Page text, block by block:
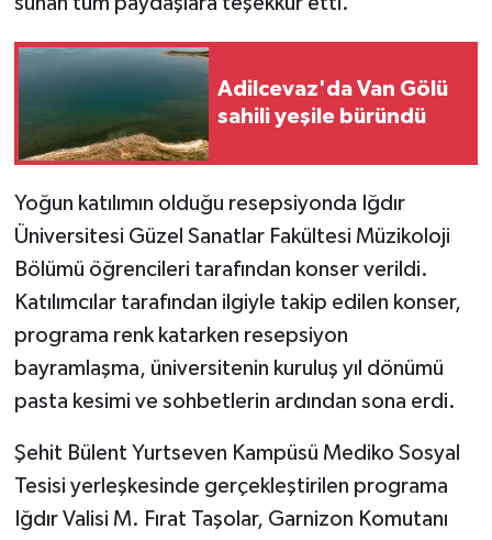
Adilcevaz'da Van Gölü
sahili yeşile büründü
Yoğun katılımın olduğu resepsiyonda Iğdır
Üniversitesi Güzel Sanatlar Fakültesi Müzikoloji
Bölümü öğrencileri tarafından konser verildi.
Katılımcılar tarafından ilgiyle takip edilen konser,
programa renk katarken resepsiyon
bayramlaşma, üniversitenin kuruluş yıl dönümü
pasta kesimi ve sohbetlerin ardından sona erdi.
Şehit Bülent Yurtseven Kampüsü Mediko Sosyal
Tesisi yerleşkesinde gerçekleştirilen programa
Iğdır Valisi M. Fırat Taşolar, Garnizon Komutanı